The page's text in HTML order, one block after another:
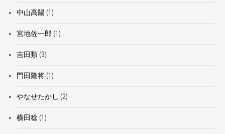
中山高陽(1)
宮地佐一郎 (1)
吉田類(3)
門田隆将(1)
やなせたかし (2)
横田稔(1)